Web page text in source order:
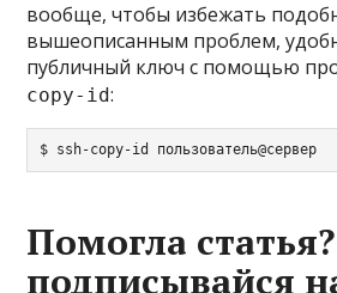
вообще, чтобы избежать
вышеописанным проблем,
публичный ключ с помощью
copy-id:
$ ssh-copy-id пользователь@сервер
Помогла статья?
подписывайся